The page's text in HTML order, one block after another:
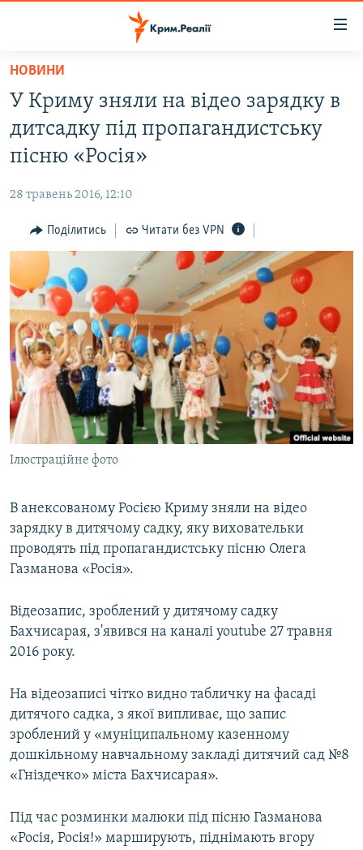
Перейти
основного
матеріалу
Перейти
до
основної
навігації
Перейти
до
пошуку
ВОДА.КРИМ
ВІДЕО ТА ФОТО
БЛОГИ
ПОГЛЯД
ІНТЕРВ'Ю
ВСЕ ЗА ДЕНЬ
СПЕЦПРОЕКТИ
ДЕПОРТАЦІЯ
ВІДЕОУРОКИ «ELIFBE»
СВІДЧЕННЯ ОКУПАЦІЇ
УКРАЇНСЬКА ПРОБЛЕМА КРИМУ
ІНФОГРАФІКА
ЯК ОБІЙТИ БЛОКУВАННЯ
Русский
Qırımtatar
ДОЛУЧАЙСЯ!
Усі сайти RFE/RL
НОВИНИ
У Криму зняли на відео зарядку в
дитсадку під пропагандистську
пісню «Росія»
28 травень 2016, 12:10
Поділитись Читати без VPN
Ілюстраційне фото
В анексованому Росією Криму зняли на відео
зарядку в дитячому садку, яку виховательки
проводять під пропагандистську пісню Олега
Газманова «Росія».
Відеозапис, зроблений у дитячому садку
Бахчисарая, з'явився на каналі youtube 27 травня
2016 року.
На відеозаписі чітко видно табличку на фасаді
дитячого садка, з якої випливає, що запис
зроблений у «муніципальному казенному
дошкільному навчальному закладі дитячий сад №8
«Гніздечко» міста Бахчисарая».
Під час розминки малюки під пісню Газманова
«Росія, Росія!» марширують, піднімають вгору